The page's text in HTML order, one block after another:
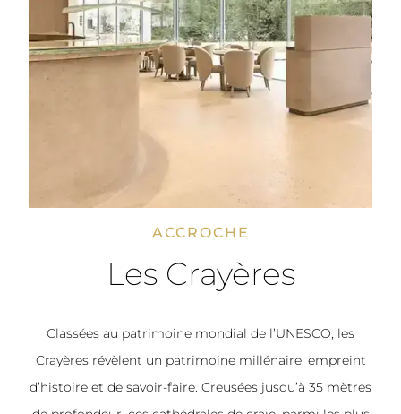
ACCROCHE
Les Crayères
Classées au patrimoine mondial de l’UNESCO, les
Crayères révèlent un patrimoine millénaire, empreint
d’histoire et de savoir-faire. Creusées jusqu’à 35 mètres